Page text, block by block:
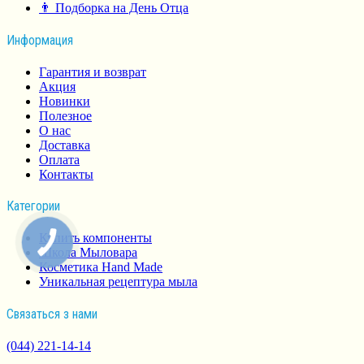
👨 Подборка на День Отца
Информация
Гарантия и возврат
Акция
Новинки
Полезное
О нас
Доставка
Оплата
Контакты
Категории
Купить компоненты
Школа Мыловара
Косметика Hand Made
Уникальная рецептура мыла
Связаться з нами
(044) 221-14-14